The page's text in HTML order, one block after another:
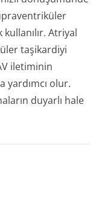
Atriyal
taşikardiyi
iletiminin
yardımcı olur.
duyarlı hale